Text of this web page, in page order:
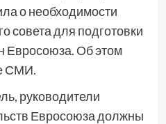
о необходимости
совета для подготовки
Евросоюза. Об этом
СМИ.
руководители
Евросоюза должны